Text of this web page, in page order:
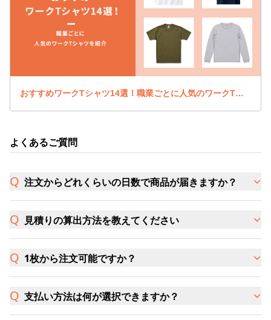
おすすめワークTシャツ14選！職業ごとに人気のワークTシャツを紹介
よくあるご質問
注文からどれくらいの日数で商品が届きますか？
見積りの算出方法を教えてください
1枚から注文可能ですか？
支払い方法は何が選択できますか？